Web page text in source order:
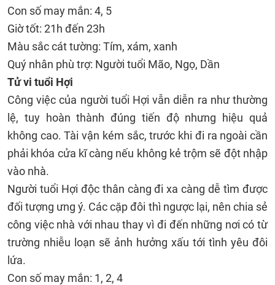
Con số may mắn: 4, 5
Giờ tốt: 21h đến 23h
Màu sắc cát tường: Tím, xám, xanh
Quý nhân phù trợ: Người tuổi Mão, Ngọ, Dần
Tử vi tuổi Hợi
Công việc của người tuổi Hợi vẫn diễn ra như thường
lệ, tuy hoàn thành đúng tiến độ nhưng hiệu quả
không cao. Tài vận kém sắc, trước khi đi ra ngoài cần
phải khóa cửa kĩ càng nếu không kẻ trộm sẽ đột nhập
vào nhà.
Người tuổi Hợi độc thân càng đi xa càng dễ tìm được
đối tượng ưng ý. Các cặp đôi thì ngược lại, nên chia sẻ
công việc nhà với nhau thay vì đi đến những nơi có từ
trường nhiễu loạn sẽ ảnh hưởng xấu tới tình yêu đôi
lứa.
Con số may mắn: 1, 2, 4